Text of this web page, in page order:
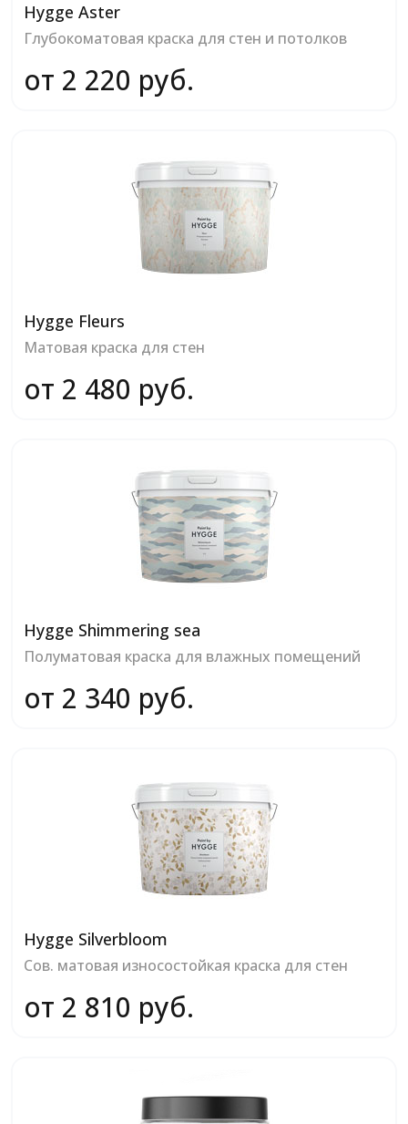
Hygge Aster
Глубокоматовая краска для стен и потолков
от 2 220 руб.
Hygge Fleurs
Матовая краска для стен
от 2 480 руб.
Hygge Shimmering sea
Полуматовая краска для влажных помещений
от 2 340 руб.
Hygge Silverbloom
Сов. матовая износостойкая краска для стен
от 2 810 руб.